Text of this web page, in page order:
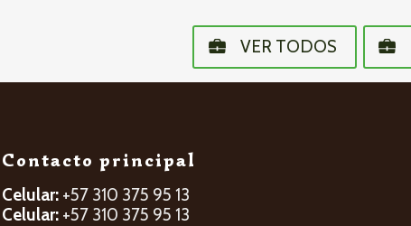
VER TODOS
Contacto principal
Celular: +57 310 375 95 13
Celular: +57 310 375 95 13